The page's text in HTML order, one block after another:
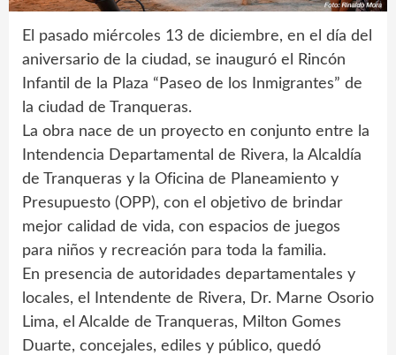
El pasado miércoles 13 de diciembre, en el día del
aniversario de la ciudad, se inauguró el Rincón
Infantil de la Plaza “Paseo de los Inmigrantes” de
la ciudad de Tranqueras.
La obra nace de un proyecto en conjunto entre la
Intendencia Departamental de Rivera, la Alcaldía
de Tranqueras y la Oficina de Planeamiento y
Presupuesto (OPP), con el objetivo de brindar
mejor calidad de vida, con espacios de juegos
para niños y recreación para toda la familia.
En presencia de autoridades departamentales y
locales, el Intendente de Rivera, Dr. Marne Osorio
Lima, el Alcalde de Tranqueras, Milton Gomes
Duarte, concejales, ediles y público, quedó